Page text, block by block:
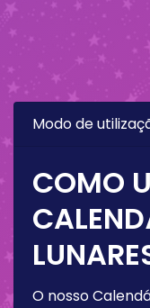
Modo de
COMO
O nosso